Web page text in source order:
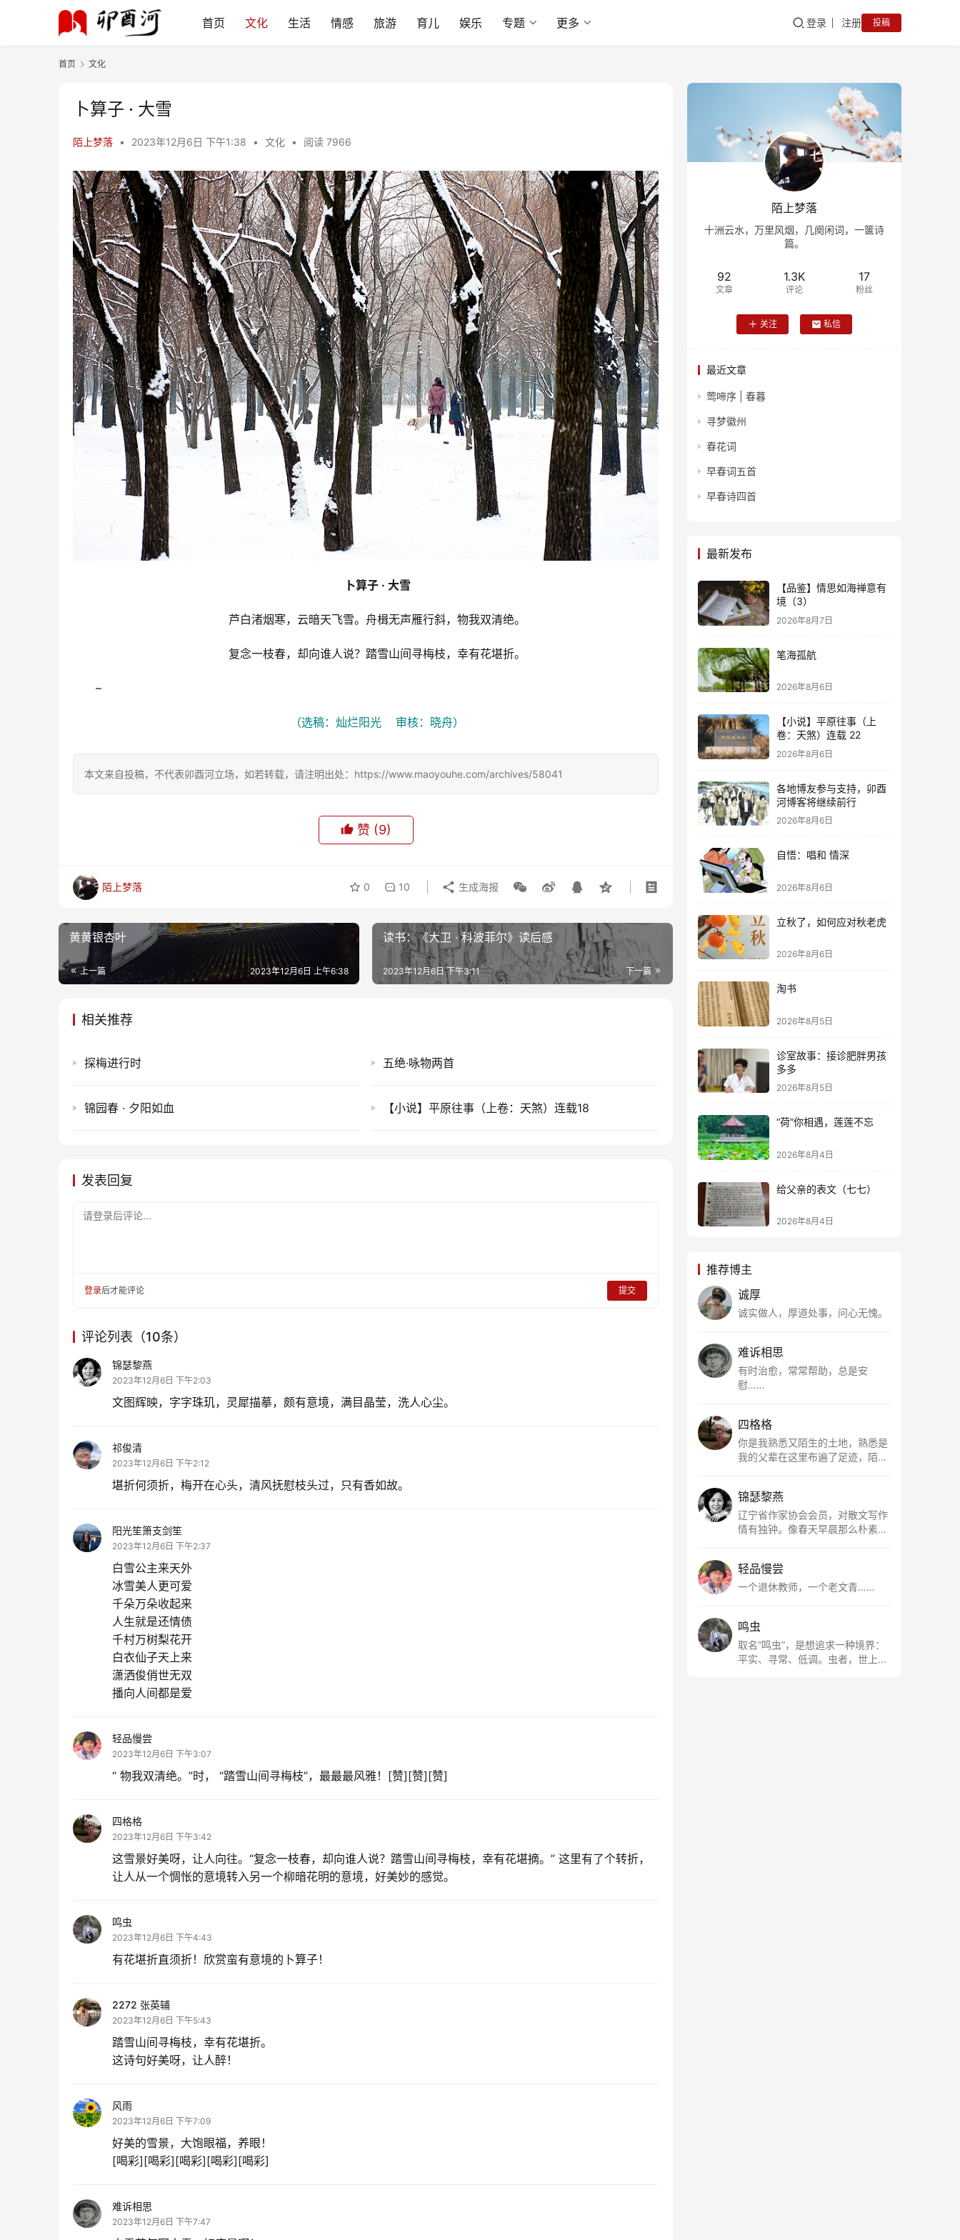
首页 文化 生活 情感 旅游 育儿 娱乐 专题 更多 登录 注册 投稿
首页 文化
卜算子 · 大雪
陌上梦落 • 2023年12月6日 下午1:38 • 文化 • 阅读 7966
卜算子 · 大雪
芦白渚烟寒，云暗天飞雪。舟楫无声雁行斜，物我双清绝。
复念一枝春，却向谁人说？踏雪山间寻梅枝，幸有花堪折。
–
（选稿：灿烂阳光    审核：晓舟）
本文来自投稿，不代表卯酉河立场，如若转载，请注明出处：https://www.maoyouhe.com/archives/58041
赞 (9)
陌上梦落 0 10 生成海报
黄黄银杏叶
上一篇 2023年12月6日 上午6:38
读书：《大卫 · 科波菲尔》读后感
下一篇
2023年12月6日 下午3:11
相关推荐
探梅进行时 五绝·咏物两首
锦园春 · 夕阳如血 【小说】平原往事（上卷：天煞）连载18
发表回复
请登录后评论...
登录后才能评论 提交
评论列表（10条）
锦瑟黎燕
2023年12月6日 下午2:03
文图辉映，字字珠玑，灵犀描摹，颇有意境，满目晶莹，洗人心尘。
祁俊清
2023年12月6日 下午2:12
堪折何须折，梅开在心头，清风抚慰枝头过，只有香如故。
阳光笙箫支剑笙
2023年12月6日 下午2:37
白雪公主来天外
冰雪美人更可爱
千朵万朵收起来
人生就是还情债
千村万树梨花开
白衣仙子天上来
潇洒俊俏世无双
播向人间都是爱
轻品慢尝
2023年12月6日 下午3:07
“ 物我双清绝。”时， “踏雪山间寻梅枝”，最最最风雅！[赞][赞][赞]
四格格
2023年12月6日 下午3:42
这雪景好美呀，让人向往。“复念一枝春，却向谁人说？踏雪山间寻梅枝，幸有花堪摘。” 这里有了个转折，
让人从一个惆怅的意境转入另一个柳暗花明的意境，好美妙的感觉。
鸣虫
2023年12月6日 下午4:43
有花堪折直须折！欣赏蛮有意境的卜算子！
2272 张英辅
2023年12月6日 下午5:43
踏雪山间寻梅枝，幸有花堪折。
这诗句好美呀，让人醉！
风雨
2023年12月6日 下午7:09
好美的雪景，大饱眼福，养眼！
[喝彩][喝彩][喝彩][喝彩][喝彩]
难诉相思
2023年12月6日 下午7:47
陌上梦落
十洲云水，万里风烟，几阕闲词，一箧诗
篇。
92
文章
1.3K
评论
17
粉丝
关注 私信
最近文章
莺啼序 | 春暮
寻梦徽州
春花词
早春词五首
早春诗四首
最新发布
【品鉴】情思如海禅意有
境（3）
2026年8月7日
笔海孤航
2026年8月6日
【小说】平原往事（上
卷：天煞）连载 22
2026年8月6日
各地博友参与支持，卯酉
河博客将继续前行
2026年8月6日
自悟：唱和 情深
2026年8月6日
立秋了，如何应对秋老虎
2026年8月6日
淘书
2026年8月5日
诊室故事：接诊肥胖男孩
多多
2026年8月5日
“荷”你相遇，莲莲不忘
2026年8月4日
给父亲的表文（七七）
2026年8月4日
推荐博主
诚厚
诚实做人，厚道处事，问心无愧。
难诉相思
有时治愈，常常帮助，总是安
慰……
四格格
你是我熟悉又陌生的土地，熟悉是
我的父辈在这里布遍了足迹，陌生
根所在，我用文字慢慢认识你、慢
慢熟悉你。
锦瑟黎燕
辽宁省作家协会会员，对散文写作
情有独钟。像春天早晨那么朴素，
轻品慢尝
一个退休教师，一个老文青……
鸣虫
取名“鸣虫”，是想追求一种境界：
平实、寻常、低调。虫者，世上最